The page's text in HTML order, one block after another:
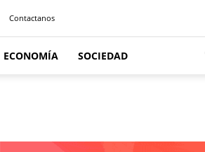
Contactanos
ECONOMÍA SOCIEDAD